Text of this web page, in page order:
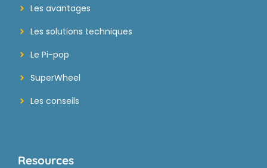
Les avantages
Les solutions techniques
Le Pi-pop
SuperWheel
Les conseils
Resources